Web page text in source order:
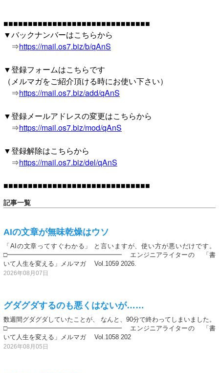
■■■■■■■■■■■■■■■■■■■■■■■■■■■■■■
▼バックナンバーはこちらから
⇒https://mail.os7.biz/b/qAnS
▼登録フォームはこちらです
（メルマガをご紹介頂ける時にお使い下さい）
⇒https://mail.os7.biz/add/qAnS
▼登録メールアドレスの変更はこちらから
⇒https://mail.os7.biz/mod/qAnS
▼登録解除はこちらから
⇒https://mail.os7.biz/del/qAnS
■■■■■■■■■■■■■■■■■■■■■■■■■■■■■■
記事一覧
AIの文章が無味乾燥はウソ
「AIの文章ってすぐわかる」 と言いますが、使い方が悪いだけです。
□━━━━━━━━━━━━━━━━━━ エンジニアライターの 「書
いて人生を変える」メルマガ Vol.1059 2026.
2026年08月07日
グダグダするのも悪くはないが……
数週間グダグダしていたことが、 なんと、90分で終わってしまいました。
□━━━━━━━━━━━━━━━━━━ エンジニアライターの 「書
いて人生を変える」メルマガ Vol.1058 202
2026年08月05日